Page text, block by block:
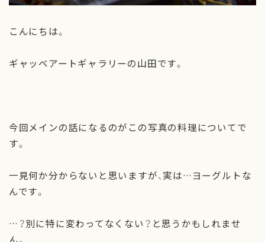
こんにちは。
ギャッベアートギャラリーの山田です。
今回メインの話になるのがこの写真の料理についてで
す。
一見何か分からないと思いますが、実は…ヨーグルトな
んです。
…？別に特に変わってなくない？と思うかもしれませ
ん。